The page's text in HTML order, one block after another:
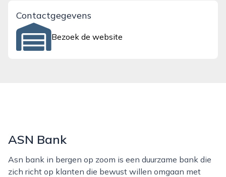
Contactgegevens
Bezoek de website
ASN Bank
Asn bank in bergen op zoom is een duurzame bank die
zich richt op klanten die bewust willen omgaan met